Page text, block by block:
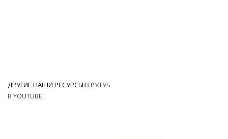
ДРУГИЕ НАШИ РЕСУРСЫ:В РУТУБ
В YOUTUBE